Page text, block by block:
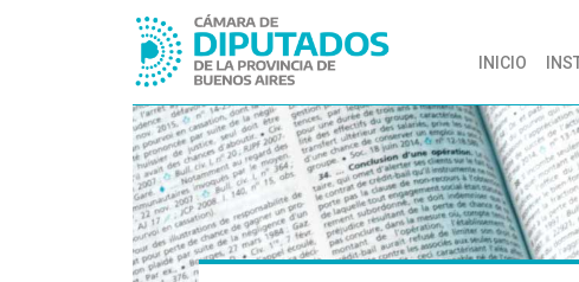
INICIO